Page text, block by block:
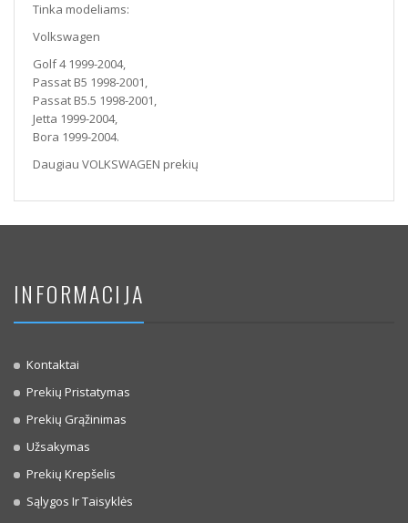
Tinka modeliams:
Volkswagen
Golf 4 1999-2004,
Passat B5 1998-2001,
Passat B5.5 1998-2001,
Jetta 1999-2004,
Bora 1999-2004.
Daugiau VOLKSWAGEN prekių
INFORMACIJA
Kontaktai
Prekių Pristatymas
Prekių Grąžinimas
Užsakymas
Prekių Krepšelis
Sąlygos Ir Taisyklės